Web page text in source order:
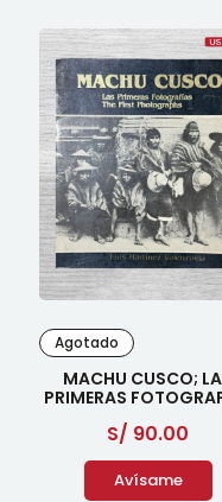
Agotado
MACHU CUSCO;
PRIMERAS
S/ 90.00
Avísame